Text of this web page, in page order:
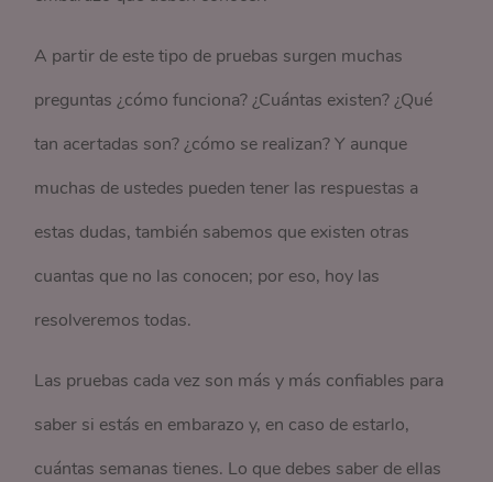
A partir de este tipo de pruebas surgen muchas
preguntas ¿cómo funciona? ¿Cuántas existen? ¿Qué
tan acertadas son? ¿cómo se realizan? Y aunque
muchas de ustedes pueden tener las respuestas a
estas dudas, también sabemos que existen otras
cuantas que no las conocen; por eso, hoy las
resolveremos todas.
Las pruebas cada vez son más y más confiables para
saber si estás en embarazo y, en caso de estarlo,
cuántas semanas tienes. Lo que debes saber de ellas